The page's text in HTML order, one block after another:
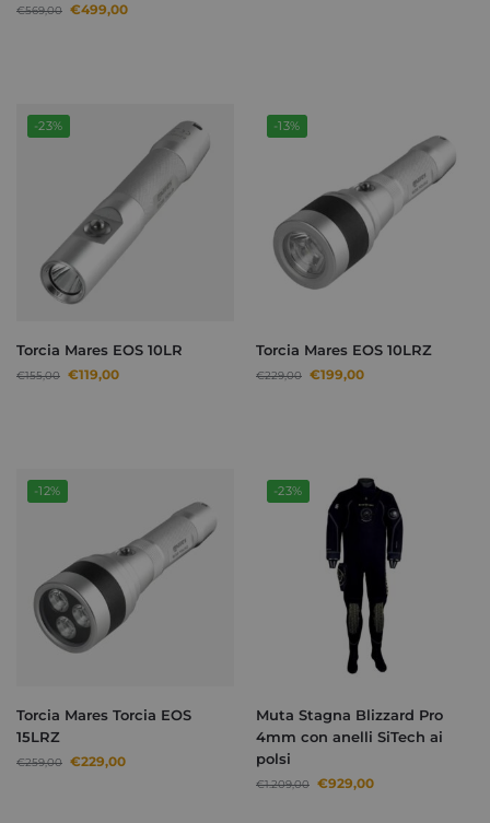
€569,00 €499,00
-23%
Torcia Mares EOS 10LR
€155,00 €119,00
-13%
Torcia Mares EOS 10LRZ
€229,00 €199,00
-12%
Torcia Mares Torcia EOS
15LRZ
€259,00 €229,00
-23%
Muta Stagna Blizzard Pro
4mm con anelli SiTech ai
polsi
€1.209,00 €929,00